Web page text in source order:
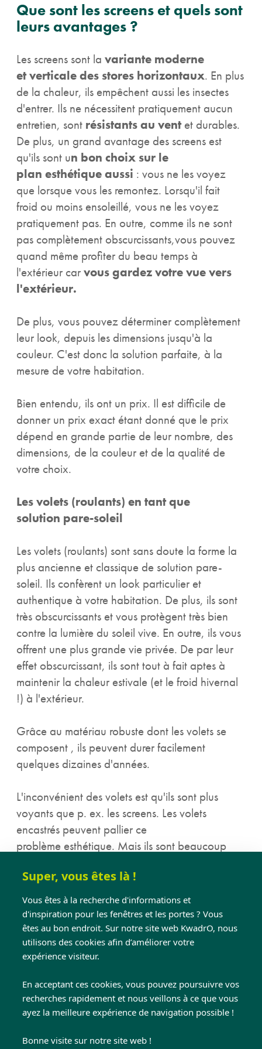
Super, vous êtes là !
Vous êtes à la recherche d'informations et
d'inspiration pour les fenêtres et les portes ? Vous
êtes au bon endroit. Sur notre site web KwadrO, nous
utilisons des cookies afin d’améliorer votre
expérience visiteur.
En acceptant ces cookies, vous pouvez poursuivre vos
recherches rapidement et nous veillons à ce que vous
ayez la meilleure expérience de navigation possible !
Bonne visite sur notre site web !
Que sont les screens et quels sont
leurs avantages ?
Les screens sont la variante moderne
et verticale des stores horizontaux. En plus
de la chaleur, ils empêchent aussi les insectes
d'entrer. Ils ne nécessitent pratiquement aucun
entretien, sont résistants au ventet durables.
De plus, un grand avantage des screens est
qu'ils sont un bon choix sur le
plan esthétique aussi : vous ne les voyez
que lorsque vous les remontez. Lorsqu'il fait
froid ou moins ensoleillé, vous ne les voyez
pratiquement pas. En outre, comme ils ne sont
pas complètement obscurcissants,vous pouvez
quand même profiter du beau temps à
l'extérieur carvous gardez votre vue vers
l'extérieur.
De plus, vous pouvez déterminer complètement
leur look, depuis les dimensions jusqu'à la
couleur. C'est donc la solution parfaite, à la
mesure de votre habitation.
Bien entendu, ils ont un prix. Il est difficile de
donner un prix exact étant donné que le prix
dépend en grande partie de leur nombre, des
dimensions, de la couleur et de la qualité de
votre choix.
Les volets (roulants) en tant que
solution pare-soleil
Les volets (roulants) sont sans doute la forme la
plus ancienne et classique de solution pare-
soleil. Ils confèrent un look particulier et
authentique à votre habitation. De plus, ils sont
très obscurcissants et vous protègent très bien
contre la lumière du soleil vive. En outre, ils vous
offrent une plus grande vie privée. De par leur
effet obscurcissant, ils sont tout à fait aptes à
maintenir la chaleur estivale (et le froid hivernal
!) à l'extérieur.
Grâce au matériau robuste dont les volets se
composent , ils peuvent durer facilement
quelques dizaines d'années.
L'inconvénient des volets est qu'ils sont plus
voyants que p. ex. les screens. Les volets
encastrés peuvent pallier ce
problème esthétique. Mais ils sont beaucoup
volets peuvent avoir un effet entièrement
obscurcissant et ne plus offrir de vue vers
l'extérieur quand vous les baissez.
La solution pare-soleil horizontale pour
garder la chaleur à l'extérieur
Une dernière possibilité pour garder la chaleur à
l'extérieur les jours ensoleillés est le store pare-
l'habitation, au-dessus d'une fenêtre et se tire